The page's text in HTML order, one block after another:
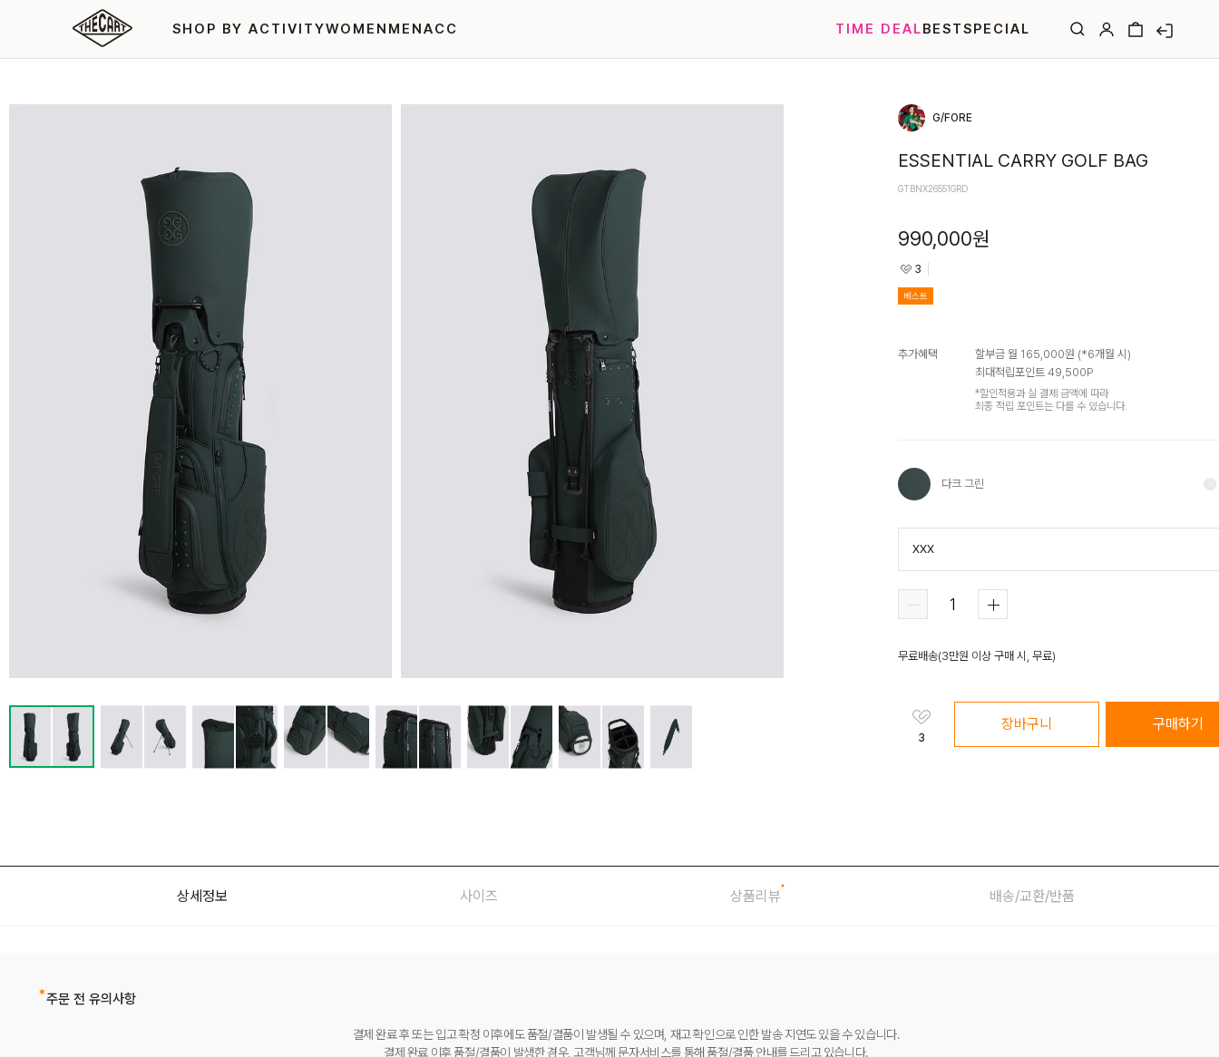
SHOP BY ACTIVITYWOMEN MENACC TIME DEALBESTSPECIAL
G/FORE
ESSENTIAL CARRY GOLF BAG
GTBNX26551GRD
990,000원
3
베스트
추가혜택 할부금 월 165,000원 (*6개월 시)
최대적립포인트 49,500P
*할인적용과 실 결제 금액에 따라
최종 적립 포인트는 다를 수 있습니다.
다크 그린
다크 그린 화이트
XXX
무료배송(3만원 이상 구매 시, 무료)
3
장바구니 구매하기
상세정보 사이즈 상품리뷰 배송/교환/반품
주문 전 유의사항
결제 완료 후 또는 입고 확정 이후에도 품절/결품이 발생될 수 있으며, 재고 확인으로 인한 발송 지연도 있을 수 있습니다.
결제 완료 이후 품절/결품이 발생한 경우, 고객님께 문자서비스를 통해 품절/결품 안내를 드리고 있습니다.